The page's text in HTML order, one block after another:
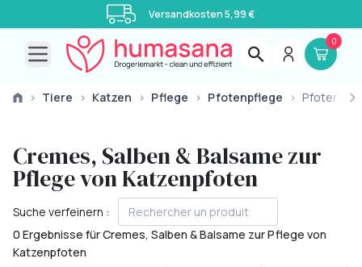
Versandkosten 5,99 €
Open main menu
0
› Tiere › Katzen › Pflege › Pfotenpflege ›
Cremes, Salben & Balsame zur
Pflege von Katzenpfoten
Suche verfeinern :
0 Ergebnisse für Cremes, Salben & Balsame zur Pflege von
Katzenpfoten